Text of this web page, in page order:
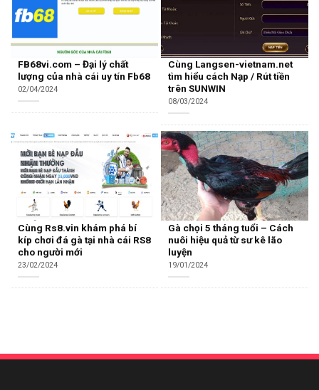
FB68vi.com – Đại lý chất
lượng của nhà cái uy tín Fb68
02/04/2024
Cùng Langsen-vietnam.net
tìm hiểu cách Nạp / Rút tiền
trên SUNWIN
08/03/2024
Cùng Rs8.vin khám phá bí
kíp chơi đá gà tại nhà cái RS8
cho người mới
23/02/2024
Gà chọi 5 tháng tuổi – Cách
nuôi hiệu quả từ sư kê lão
luyện
19/01/2024